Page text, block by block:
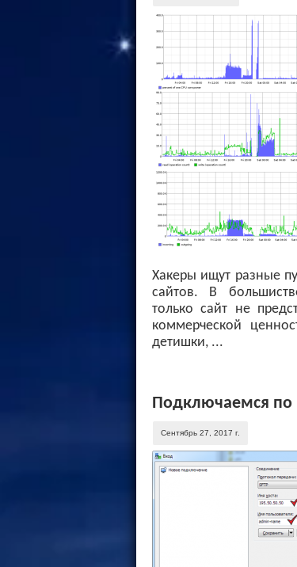
Хакеры ищут разные
сайтов. В
только сайт не
коммерческой
детишки, ...
Подключаемся по
Сентябрь 27, 2017 г.